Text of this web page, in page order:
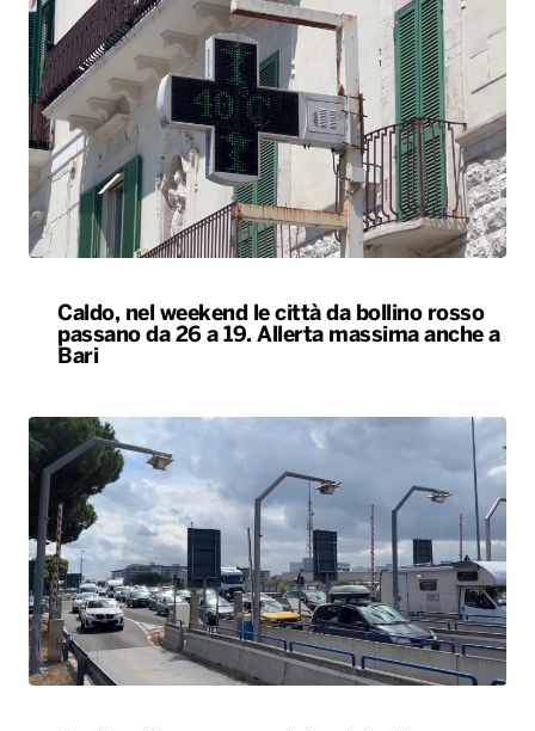
Caldo, nel weekend le città da bollino rosso
passano da 26 a 19. Allerta massima anche a
Bari